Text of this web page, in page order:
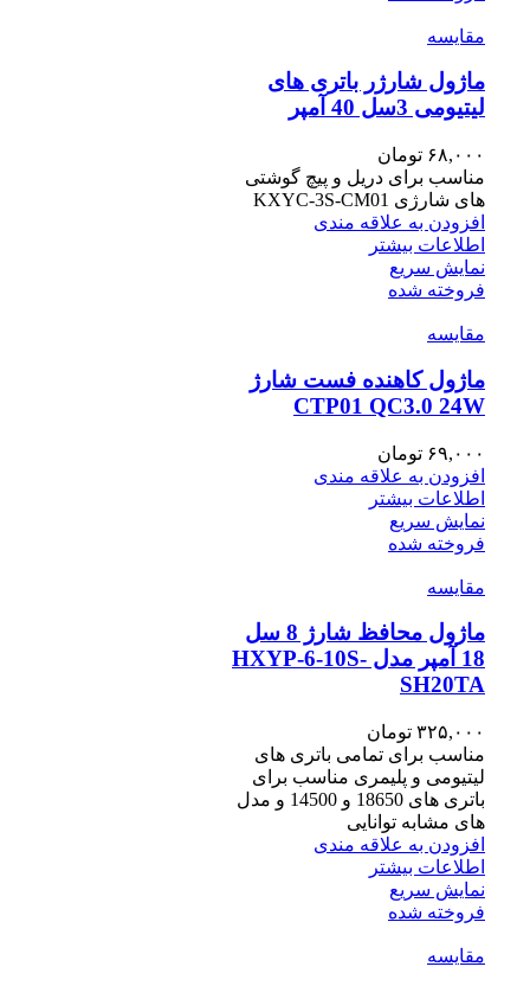
مقايسه
ماژول شارژر باتری های
لیتیومی 3سل 40 آمپر
۶۸,۰۰۰ تومان
مناسب برای دریل و پیچ گوشتی
های شارژی KXYC-3S-CM01
افزودن به علاقه مندی
اطلاعات بیشتر
نمایش سریع
فروخته شده
مقايسه
ماژول کاهنده فست شارژ
CTP01 QC3.0 24W
۶۹,۰۰۰ تومان
افزودن به علاقه مندی
اطلاعات بیشتر
نمایش سریع
فروخته شده
مقايسه
ماژول محافظ شارژ 8 سل
18 آمپر مدل HXYP-6-10S-
SH20TA
۳۲۵,۰۰۰ تومان
مناسب برای تمامی باتری های
لیتیومی و پلیمری مناسب برای
باتری های 18650 و 14500 و مدل
های مشابه توانایی
افزودن به علاقه مندی
اطلاعات بیشتر
نمایش سریع
فروخته شده
مقايسه